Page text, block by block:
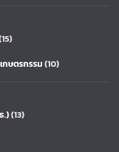
กษตรกรรม(10)
.)(13)